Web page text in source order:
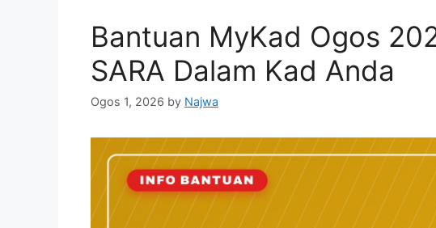
Bantuan MyKad Ogos
SARA Dalam Kad Anda
Ogos 1, 2026 by Najwa